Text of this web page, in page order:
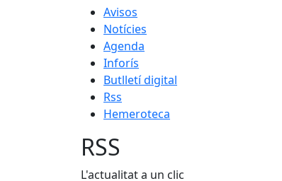
Avisos
Notícies
Agenda
Inforís
Butlletí digital
Rss
Hemeroteca
RSS
L'actualitat a un clic